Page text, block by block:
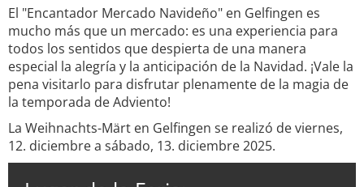
El "Encantador Mercado Navideño" en Gelfingen es
mucho más que un mercado: es una experiencia para
todos los sentidos que despierta de una manera
especial la alegría y la anticipación de la Navidad. ¡Vale la
pena visitarlo para disfrutar plenamente de la magia de
la temporada de Adviento!
La Weihnachts-Märt en Gelfingen se realizó de viernes,
12. diciembre a sábado, 13. diciembre 2025.